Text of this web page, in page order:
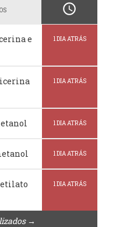
schedule
e
1 DIA ATRÁS
1 DIA ATRÁS
1 DIA ATRÁS
1 DIA ATRÁS
1 DIA ATRÁS
→